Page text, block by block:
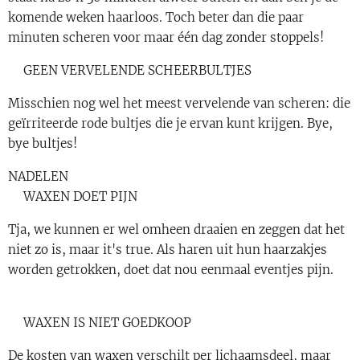
komende weken haarloos. Toch beter dan die paar
minuten scheren voor maar één dag zonder stoppels!
❤GEEN VERVELENDE SCHEERBULTJES
Misschien nog wel het meest vervelende van scheren: die
geïrriteerde rode bultjes die je ervan kunt krijgen. Bye,
bye bultjes!
NADELEN
🖤WAXEN DOET PIJN
Tja, we kunnen er wel omheen draaien en zeggen dat het
niet zo is, maar it's true. Als haren uit hun haarzakjes
worden getrokken, doet dat nou eenmaal eventjes pijn.
🖤WAXEN IS NIET GOEDKOOP
De kosten van waxen verschilt per lichaamsdeel, maar